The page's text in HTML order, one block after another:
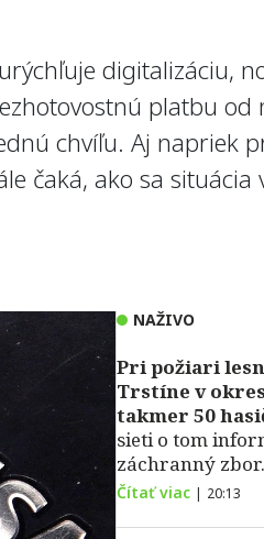
digitalizáciu,
platbu od
chvíľu. Aj napriek
čaká, ako sa situácia
NAŽIVO
Pri požiari
Trstíne v
takmer 50
sieti o tom
záchranný zbor.
Čítať viac | 20:13